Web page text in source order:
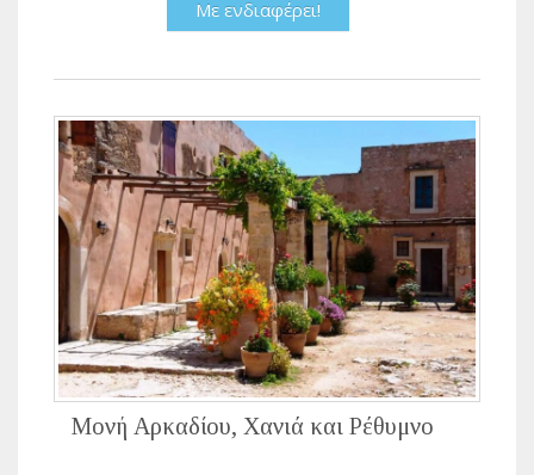
Με ενδιαφέρει!
Μονή Αρκαδίου, Χανιά και Ρέθυμνο